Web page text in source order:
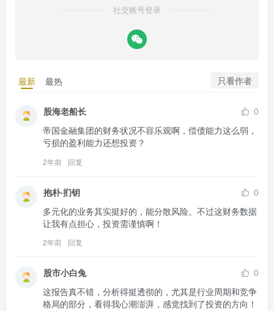
社交账号登录
最新 最热 只看作者
股海老船长
0
帝国金融集团的财务状况不容乐观啊，偿债能力这么弱，
亏损的盈利能力还想投资？
2年前 回复
抱朴·扪钥
0
多元化的业务其实挺好的，能分散风险。不过这财务数据
让我有点担心，投资需谨慎啊！
2年前 回复
股市小白兔
0
这报告真不错，分析得挺透彻的，尤其是行业周期和竞争
格局的部分，看得我心潮澎湃，感觉找到了投资的方向！